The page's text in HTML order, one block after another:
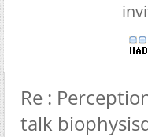
Re :
talk